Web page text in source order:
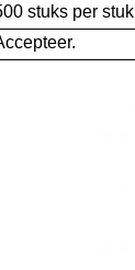
stuks per stuk